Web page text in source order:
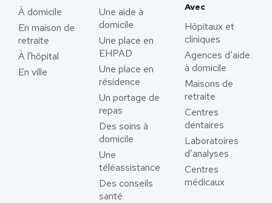
À domicile
En maison de
retraite
À l'hôpital
En ville
Une aide à
domicile
Une place en
EHPAD
Une place en
résidence
Un portage de
repas
Des soins à
domicile
Une
téléassistance
Des conseils
santé
Avec
Hôpitaux et
cliniques
Agences d’aide
à domicile
Maisons de
retraite
Centres
dentaires
Laboratoires
d’analyses
Centres
médicaux